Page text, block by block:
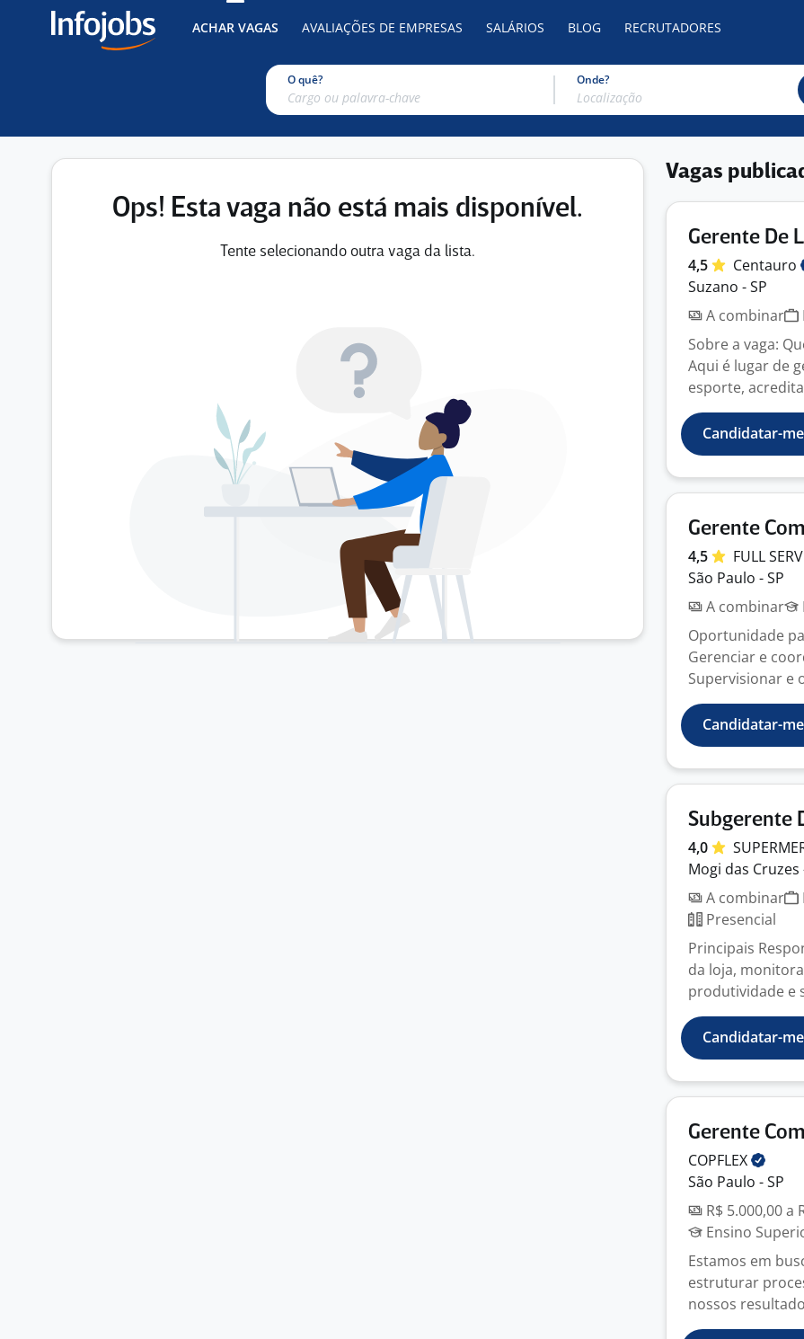
ACHAR VAGAS AVALIAÇÕES DE EMPRESAS SALÁRIOS BLOG RECRUTADORES
O quê? Onde?
Ops! Esta vaga não está mais disponível.
Tente selecionando outra vaga da lista.
Vagas
Gerente De
4,5
Centauro
Suzano - SP
A combinar
Sobre a vaga:
Aqui é lugar de
esporte,
Candidatar-me
Gerente
4,5 FULL
São Paulo - SP
A combinar
Oportunidade
Gerenciar e
Supervisionar e
Candidatar-me
Subgerente
4,0
Mogi das Cruzes
A combinar
Presencial
Principais
da loja,
produtividade e
Candidatar-me
Gerente
COPFLEX
São Paulo - SP
R$ 5.000,00 a
Ensino
Estamos em
estruturar
nossos